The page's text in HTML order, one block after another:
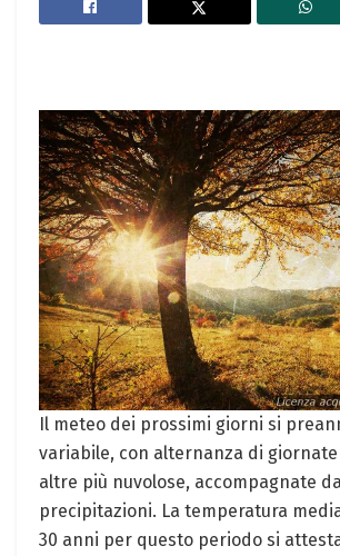
Il meteo dei prossimi giorni si
variabile, con alternanza di giornate
altre più nuvolose, accompagnate
precipitazioni. La temperatura
30 anni per questo periodo si